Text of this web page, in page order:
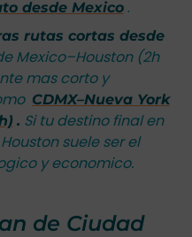
desde Mexico .
rutas cortas desde
Mexico–Houston (2h
mas corto y
CDMX–Nueva York
. Si tu destino final en
suele ser el
y economico.
de Ciudad